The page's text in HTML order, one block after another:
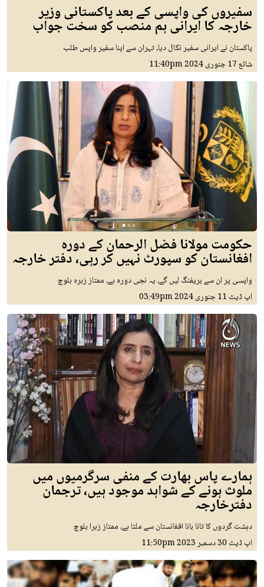
سفیروں کی واپسی کے بعد پاکستانی وزیر
خارجہ کا ایرانی ہم منصب کو سخت جواب
پاکستان نے ایرانی سفیر نکال دیا، تہران سے اپنا سفیر واپس طلب
شائع17 جنوری 2024 11:40pm
حکومت مولانا فضل الرحمان کے دورہ
افغانستان کو سپورٹ نہیں کر رہی، دفتر خارجہ
واپسی پر ان سے بریفنگ لیں گے، یہ نجی دورہ ہے، ممتاز زہرہ بلوچ
اپ ڈیٹ 11 جنوری 2024 03:49pm
ہمارے پاس بھارت کے منفی سرگرمیوں میں
ملوث ہونے کے شواہد موجود ہیں، ترجمان
دفترخارجہ
دہشت گردوں کا تانا بانا افغانستان سے ملتا ہے، ممتاز زہرا بلوچ
اپ ڈیٹ 30 دسمبر 2023 11:50pm